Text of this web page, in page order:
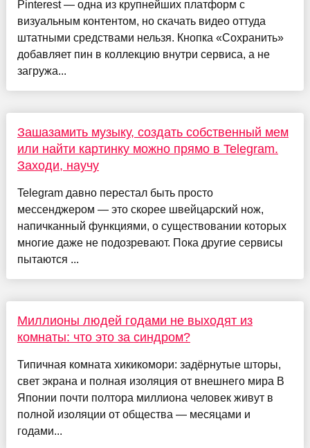
Pinterest — одна из крупнейших платформ с
визуальным контентом, но скачать видео оттуда
штатными средствами нельзя. Кнопка «Сохранить»
добавляет пин в коллекцию внутри сервиса, а не
загружа...
Зашазамить музыку, создать собственный мем
или найти картинку можно прямо в Telegram.
Заходи, научу
Telegram давно перестал быть просто
мессенджером — это скорее швейцарский нож,
напичканный функциями, о существовании которых
многие даже не подозревают. Пока другие сервисы
пытаются ...
Миллионы людей годами не выходят из
комнаты: что это за синдром?
Типичная комната хикикомори: задёрнутые шторы,
свет экрана и полная изоляция от внешнего мира В
Японии почти полтора миллиона человек живут в
полной изоляции от общества — месяцами и
годами...